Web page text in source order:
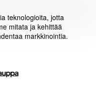
teknologioita, jotta
mitata ja kehittää
markkinointia.